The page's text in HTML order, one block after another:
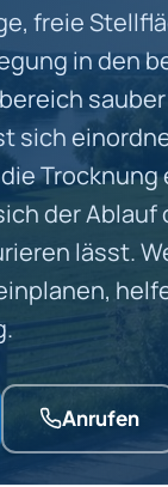
freie
in den
sich
der
lässt.
Anrufen